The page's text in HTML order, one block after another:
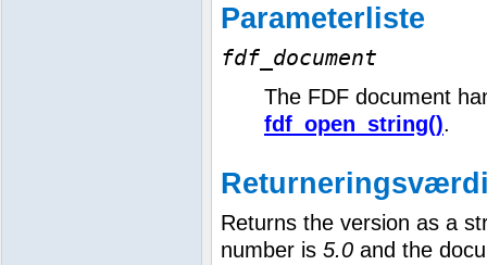
Parameterliste
fdf_document
The FDF document
fdf_open_string().
Returns the version as a
number is 5.0 and the